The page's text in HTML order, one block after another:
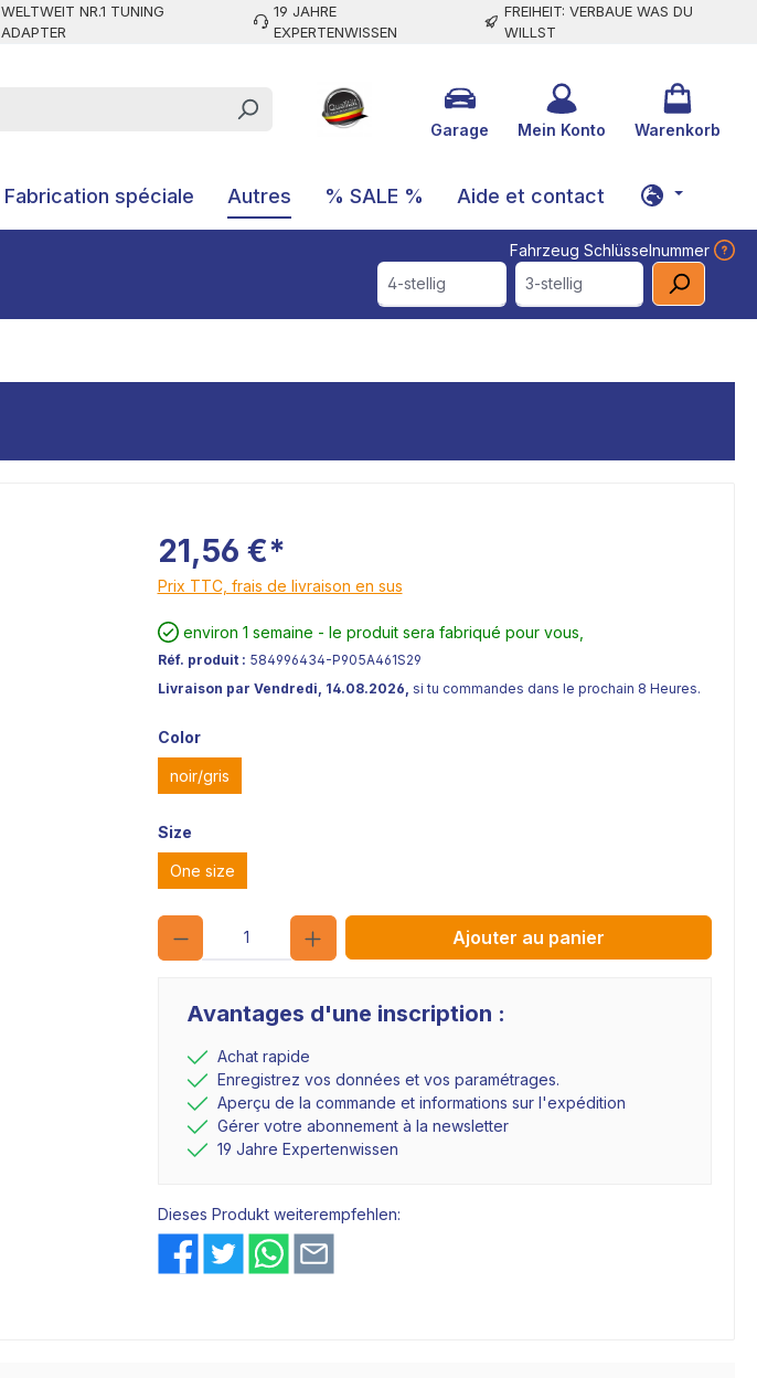
WELTWEIT NR.1 TUNING
ADAPTER
19 JAHRE
EXPERTENWISSEN
FREIHEIT: VERBAUE WAS DU
WILLST
Garage Mein Konto Warenkorb
Fabrication spéciale Autres % SALE % Aide et contact
Fahrzeug Schlüsselnummer
4-stellig 3-stellig
21,56 €*
Prix TTC, frais de livraison en sus
environ 1 semaine - le produit sera fabriqué pour vous,
Réf. produit : 584996434-P905A461S29
Livraison par Vendredi, 14.08.2026, si tu commandes dans le prochain 8 Heures.
Color
noir/gris
Size
One size
Quantité
Ajouter au panier
Avantages d'une inscription :
Achat rapide
Enregistrez vos données et vos paramétrages.
Aperçu de la commande et informations sur l'expédition
Gérer votre abonnement à la newsletter
19 Jahre Expertenwissen
Dieses Produkt weiterempfehlen: